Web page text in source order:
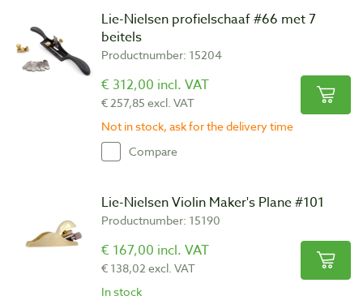
Lie-Nielsen profielschaaf #66 met 7
beitels
Productnumber: 15204
€ 312,00 incl. VAT
€ 257,85 excl. VAT
Not in stock, ask for the delivery time
Compare
Lie-Nielsen Violin Maker's Plane #101
Productnumber: 15190
€ 167,00 incl. VAT
€ 138,02 excl. VAT
In stock